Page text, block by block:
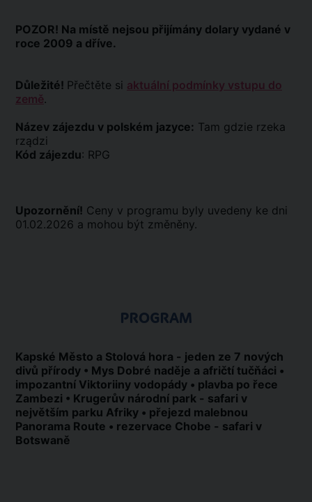
POZOR! Na místě nejsou přijímány dolary vydané v
roce 2009 a dříve.
Důležité! Přečtěte si aktuální podmínky vstupu do
země.
Název zájezdu v polském jazyce: Tam gdzie rzeka
rządzi
Kód zájezdu: RPG
Upozornění! Ceny v programu byly uvedeny ke dni
01.02.2026 a mohou být změněny.
PROGRAM
Kapské Město a Stolová hora - jeden ze 7 nových
divů přírody • Mys Dobré naděje a afričtí tučňáci •
impozantní Viktoriiny vodopády • plavba po řece
Zambezi • Krugerův národní park - safari v
největším parku Afriky • přejezd malebnou
Panorama Route • rezervace Chobe - safari v
Botswaně